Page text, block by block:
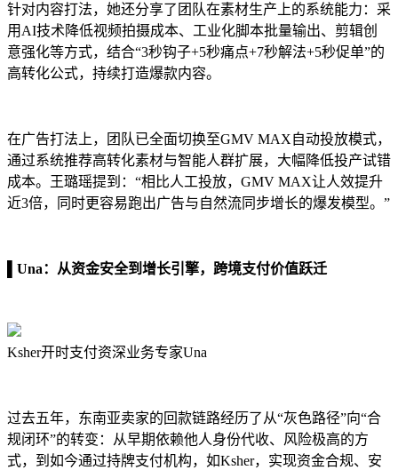
针对内容打法，她还分享了团队在素材生产上的系统能力：采
用AI技术降低视频拍摄成本、工业化脚本批量输出、剪辑创
意强化等方式，结合“3秒钩子+5秒痛点+7秒解法+5秒促单”的
高转化公式，持续打造爆款内容。
在广告打法上，团队已全面切换至GMV MAX自动投放模式，
通过系统推荐高转化素材与智能人群扩展，大幅降低投产试错
成本。王璐瑶提到：“相比人工投放，GMV MAX让人效提升
近3倍，同时更容易跑出广告与自然流同步增长的爆发模型。”
Una：从资金安全到增长引擎，跨境支付价值跃迁
Ksher开时支付资深业务专家Una
过去五年，东南亚卖家的回款链路经历了从“灰色路径”向“合
规闭环”的转变：从早期依赖他人身份代收、风险极高的方
式，到如今通过持牌支付机构，如Ksher，实现资金合规、安